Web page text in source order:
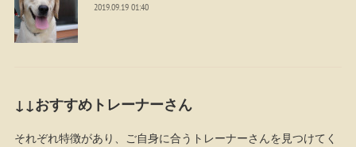
2019.09.19 01:40
↓↓おすすめトレーナーさん
それぞれ特徴があり、ご自身に合うトレーナーさんを見つけてく